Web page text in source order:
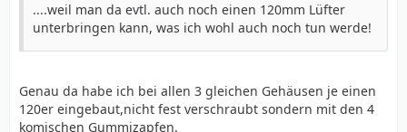
....weil man da evtl. auch noch einen 120mm Lüfter
unterbringen kann, was ich wohl auch noch tun werde!
Genau da habe ich bei allen 3 gleichen Gehäusen je einen
120er eingebaut,nicht fest verschraubt sondern mit den 4
komischen Gummizapfen.